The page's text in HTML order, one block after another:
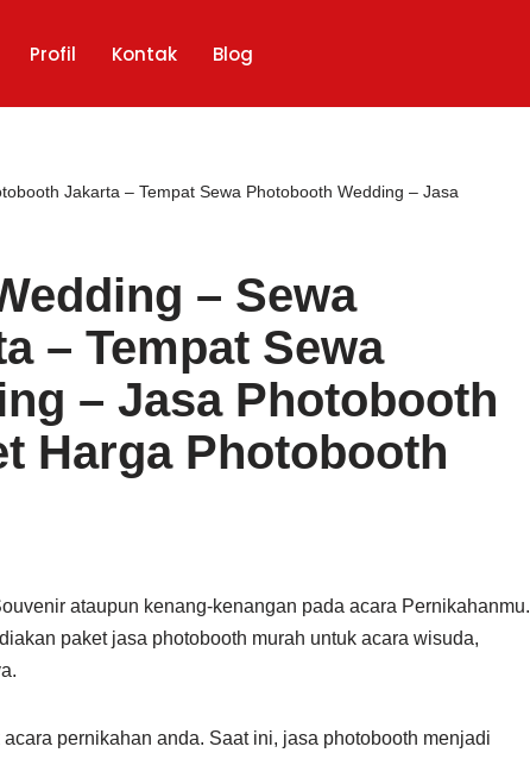
Profil Kontak Blog
Jakarta – Tempat Sewa Photobooth Wedding – Jasa
– Sewa
– Tempat Sewa
– Jasa Photobooth
Harga Photobooth
ataupun kenang-kenangan pada acara Pernikahanmu.
paket jasa photobooth murah untuk acara wisuda,
pernikahan anda. Saat ini, jasa photobooth menjadi